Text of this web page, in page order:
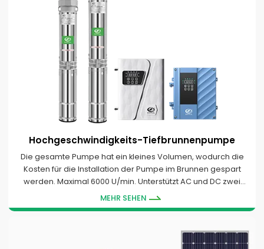
Hochgeschwindigkeits-Tiefbrunnenpumpe
Die gesamte Pumpe hat ein kleines Volumen, wodurch die
Kosten für die Installation der Pumpe im Brunnen gespart
werden. Maximal 6000 U/min. Unterstützt AC und DC zwei
Eingangsmodi.
MEHR SEHEN